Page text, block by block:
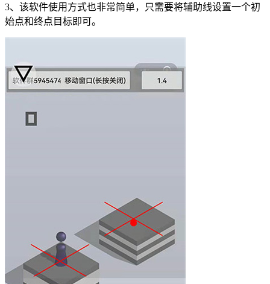
3、该软件使用方式也非常简单，只需要将辅助线设置一个初
始点和终点目标即可。